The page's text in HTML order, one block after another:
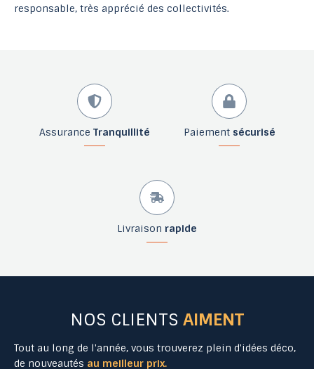
responsable, très apprécié des collectivités.
Assurance Tranquillité Paiement sécurisé
Livraison rapide
NOS CLIENTS AIMENT
Tout au long de l'année, vous trouverez plein d'idées déco,
de nouveautés au meilleur prix.